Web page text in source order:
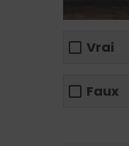
Vrai
Faux